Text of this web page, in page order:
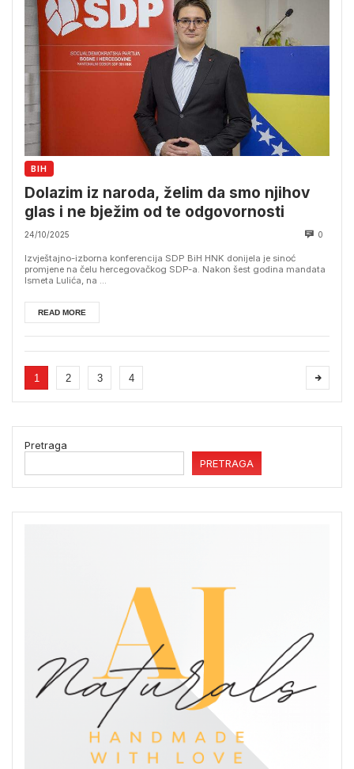
BIH
Dolazim iz naroda, želim da smo njihov
glas i ne bježim od te odgovornosti
24/10/2025 0
Izvještajno-izborna konferencija SDP BiH HNK donijela je sinoć
promjene na čelu hercegovačkog SDP-a. Nakon šest godina mandata
Ismeta Lulića, na ...
READ MORE
1 2 3 4
Pretraga
PRETRAGA